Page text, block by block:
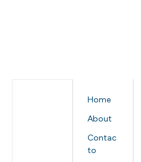
Home
About
Contac
to